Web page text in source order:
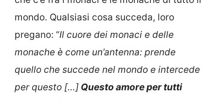
mondo. Qualsiasi cosa succeda, loro
pregano: “Il cuore dei monaci e delle
monache è come un’antenna: prende
quello che succede nel mondo e intercede
per questo […] Questo amore per tutti